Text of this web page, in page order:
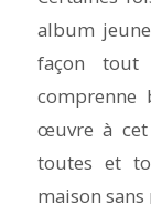
album
façon tout
comprenne
œuvre à cet
toutes et
maison